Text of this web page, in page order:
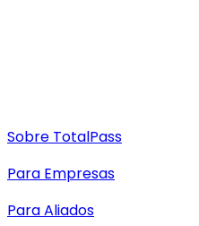
Sobre TotalPass
Para Empresas
Para Aliados